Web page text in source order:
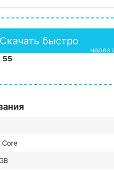
Скачать быстро
через
55
Core